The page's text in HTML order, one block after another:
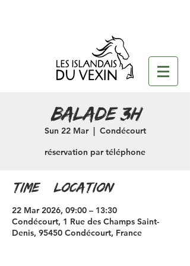
Balade 3H
Sun 22 Mar
  |
Condécourt
réservation par téléphone
Time & Location
22 Mar 2026, 09:00 – 13:30
Condécourt, 1 Rue des Champs Saint-
Denis, 95450 Condécourt, France